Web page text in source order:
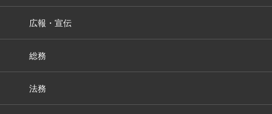
広報・宣伝
総務
法務